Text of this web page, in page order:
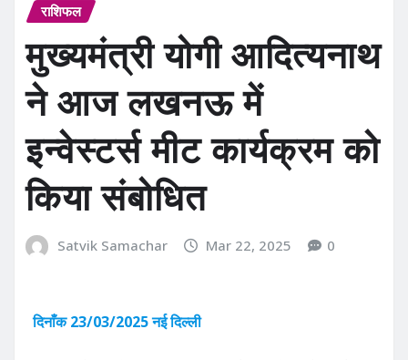
राशिफल
मुख्यमंत्री योगी आदित्यनाथ
ने आज लखनऊ में
इन्वेस्टर्स मीट कार्यक्रम को
किया संबोधित
Satvik Samachar Mar 22, 2025 0
दिनाँक 23/03/2025 नई दिल्ली